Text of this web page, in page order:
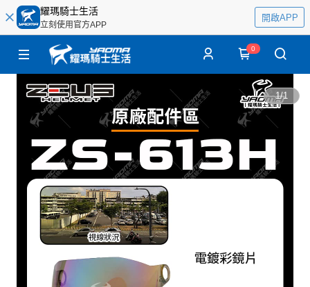
耀瑪騎士生活
立刻使用官方APP
開啟APP
0
1/1